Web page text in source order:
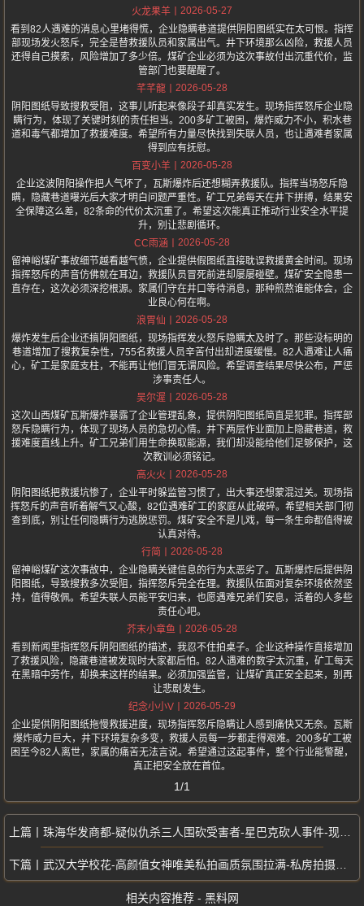
火龙果羊
2026-05-27
看到82人遇难的消息心里堵得慌，企业隐瞒巷道提供阴阳图纸实在太可恨。指挥
部现场发火怒斥，完全是替救援队员和家属出气。井下环境那么凶险，救援人员
还得自己摸索，风险增加了多少倍。煤矿企业必须为这次事故付出沉重代价，监
管部门也要醒醒了。
芊芊龍
2026-05-28
阴阳图纸导致搜救受阻，这事儿听起来像段子却真实发生。现场指挥怒斥企业隐
瞒行为，体现了关键时刻的责任担当。200多矿工被困，爆炸威力不小，积水巷
道和毒气都增加了救援难度。希望所有力量尽快找到失联人员，也让遇难者家属
得到应有抚慰。
百变小羊
2026-05-28
企业这波阴阳操作把人气坏了，瓦斯爆炸后还想糊弄救援队。指挥当场怒斥隐
瞒，隐藏巷道曝光后大家才明白问题严重性。矿工兄弟每天在井下拼搏，结果安
全保障这么差，82条命的代价太沉重了。希望这次能真正推动行业安全水平提
升，别让悲剧循环。
CC雨涵
2026-05-28
留神峪煤矿事故细节越看越气愤，企业提供假图纸直接耽误救援黄金时间。现场
指挥怒斥的声音仿佛就在耳边，救援队员冒死前进却屡屡碰壁。煤矿安全隐患一
直存在，这次必须深挖根源。家属们守在井口等待消息，那种煎熬谁能体会，企
业良心何在啊。
浪胃仙
2026-05-28
爆炸发生后企业还搞阴阳图纸，现场指挥发火怒斥隐瞒太及时了。那些没标明的
巷道增加了搜救复杂性，755名救援人员辛苦付出却进度缓慢。82人遇难让人痛
心，矿工是家庭支柱，不能再让他们冒无谓风险。希望调查结果尽快公布，严惩
涉事责任人。
吴尔渥
2026-05-28
这次山西煤矿瓦斯爆炸暴露了企业管理乱象，提供阴阳图纸简直是犯罪。指挥部
怒斥隐瞒行为，体现了现场人员的急切心情。井下两层作业面加上隐藏巷道，救
援难度直线上升。矿工兄弟们用生命换取能源，我们却没能给他们足够保护，这
次教训必须铭记。
高火火
2026-05-28
阴阳图纸把救援坑惨了，企业平时躲监管习惯了，出大事还想蒙混过关。现场指
挥怒斥的声音听着解气又心酸，82位遇难矿工的家庭从此破碎。希望相关部门彻
查到底，别让任何隐瞒行为逃脱惩罚。煤矿安全不是儿戏，每一条生命都值得被
认真对待。
行简
2026-05-28
留神峪煤矿这次事故中，企业隐瞒关键信息的行为太恶劣了。瓦斯爆炸后提供阴
阳图纸，导致搜救多次受阻，指挥怒斥完全在理。救援队伍面对复杂环境依然坚
持，值得敬佩。希望失联人员能平安归来，也愿遇难兄弟们安息，活着的人多些
责任心吧。
芥末小章鱼
2026-05-28
看到新闻里指挥怒斥阴阳图纸的描述，我忍不住拍桌子。企业这种操作直接增加
了救援风险，隐藏巷道被发现时大家都后怕。82人遇难的数字太沉重，矿工每天
在黑暗中劳作，却换来这样的结果。必须加强监管，让煤矿真正安全起来，别再
让悲剧发生。
纪念小小V
2026-05-29
企业提供阴阳图纸拖慢救援进度，现场指挥怒斥隐瞒让人感到痛快又无奈。瓦斯
爆炸威力巨大，井下环境复杂多变，救援人员每一步都走得艰难。200多矿工被
困至今82人离世，家属的痛苦无法言说。希望通过这起事件，整个行业能警醒，
真正把安全放在首位。
1/1
珠海华发商都-疑似仇杀三人围砍受害者-星巴克砍人事件-现场血腥视频疯传
武汉大学校花-高颜值女神唯美私拍画质氛围拉满-私房拍摄系列流出
相关内容推荐 - 黑料网